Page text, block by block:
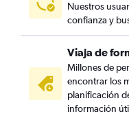
Nuestros
confianza y
Viaja de
Millones de
encontrar los
planificación
información